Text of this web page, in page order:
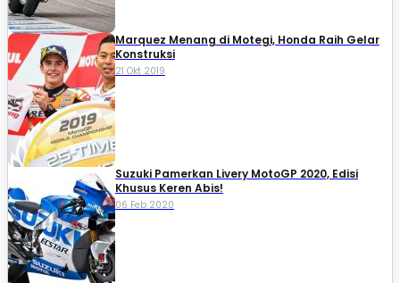
Marquez Menang di Motegi, Honda Raih Gelar
Konstruksi
21 Okt 2019
Suzuki Pamerkan Livery MotoGP 2020, Edisi
Khusus Keren Abis!
06 Feb 2020